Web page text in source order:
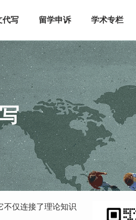
代写 留学申诉 学术专栏
不仅连接了理论知识